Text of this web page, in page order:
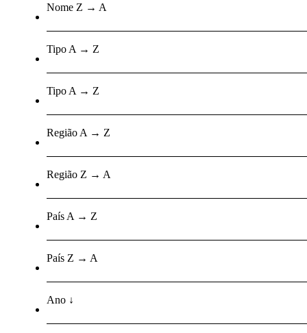
Nome Z → A
Tipo A → Z
Tipo A → Z
Região A → Z
Região Z → A
País A → Z
País Z → A
Ano ↓